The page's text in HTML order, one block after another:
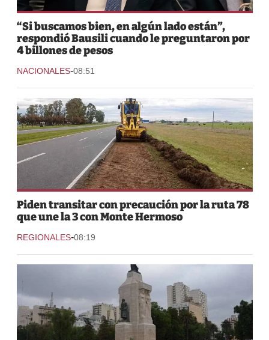
“Si buscamos bien, en algún lado están”,
respondió Bausili cuando le preguntaron por
4 billones de pesos
NACIONALES-08:51
Piden transitar con precaución por la ruta 78
que une la 3 con Monte Hermoso
REGIONALES-08:19